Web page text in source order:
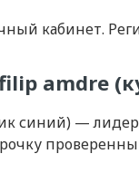
кабинет.
amdre
синий) —